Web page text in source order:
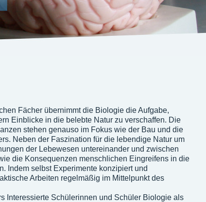
Fächer übernimmt die Biologie die Aufgabe,
Einblicke in die belebte Natur zu verschaffen. Die
stehen genauso im Fokus wie der Bau und die
Neben der Faszination für die lebendige Natur um
der Lebewesen untereinander und zwischen
die Konsequenzen menschlichen Eingreifens in die
Indem selbst Experimente konzipiert und
Arbeiten regelmäßig im Mittelpunkt des
Interessierte Schülerinnen und Schüler Biologie als